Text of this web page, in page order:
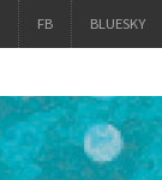
FB BLUESKY